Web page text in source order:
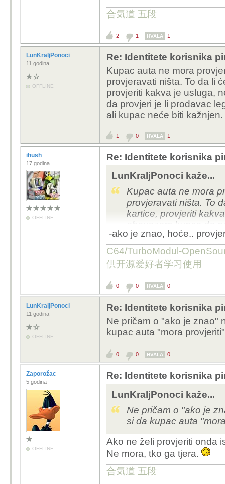
合気道 五段
2 1 HVALA 1
LunKraljPonoci
11 godina
OFFLINE
Re: Identitete korisnika
Kupac auta ne mora
provjeravati ništa. To da li
provjeriti kakva je usluga,
da provjeri je li prodavac
ali kupac neće biti kažnjen.
1 0 HVALA 1
ihush
17 godina
OFFLINE
Re: Identitete korisnika
LunKraljPonoci kaže...
Kupac auta ne mora
provjeravati ništa. To
kartice, provjeriti
obavezom kupca da
auto će se vratiti
-ako je znao, hoće..
C64/TurboModul-
供开源爱好者学习使用
0 0 HVALA 0
LunKraljPonoci
11 godina
OFFLINE
Re: Identitete korisnika
Ne pričam o "ako je znao"
kupac auta "mora
0 0 HVALA 0
Zaporožac
5 godina
OFFLINE
Re: Identitete korisnika
LunKraljPonoci kaže...
Ne pričam o "ako je
si da kupac auta
Ako ne želi provjeriti onda
Ne mora, tko ga tjera.
合気道 五段